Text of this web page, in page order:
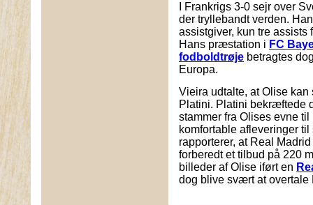
I Frankrigs 3-0 sejr over
der tryllebandt verden.
assistgiver, kun tre assists
Hans præstation i FC
fodboldtrøje betragtes
Europa.
Vieira udtalte, at Olise
Platini. Platini bekræftede
stammer fra Olises evne
komfortable afleveringer
rapporterer, at Real
forberedt et tilbud på 220
billeder af Olise iført en
dog blive svært at overtale